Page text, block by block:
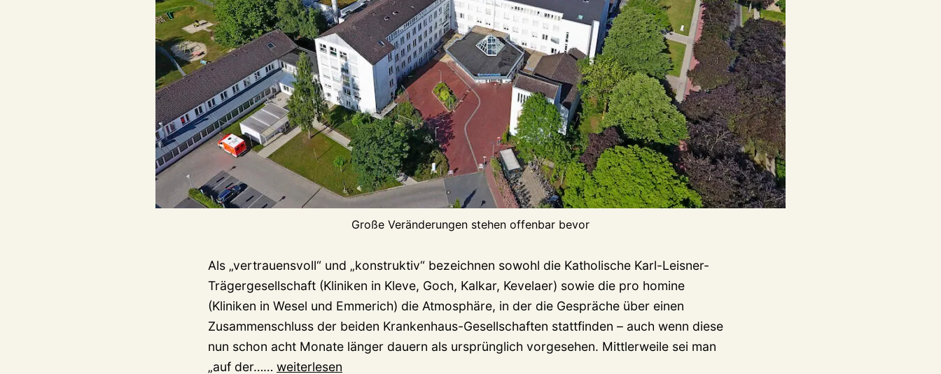
Große Veränderungen stehen offenbar bevor
Als „vertrauensvoll“ und „konstruktiv“ bezeichnen sowohl die Katholische Karl-Leisner-
Trägergesellschaft (Kliniken in Kleve, Goch, Kalkar, Kevelaer) sowie die pro homine
(Kliniken in Wesel und Emmerich) die Atmosphäre, in der die Gespräche über einen
Zusammenschluss der beiden Krankenhaus-Gesellschaften stattfinden – auch wenn diese
nun schon acht Monate länger dauern als ursprünglich vorgesehen. Mittlerweile sei man
„auf der…… Krankenhaus-
weiterlesen